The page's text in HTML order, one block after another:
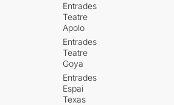
Entrades
Teatre
Apolo
Entrades
Teatre
Goya
Entrades
Espai
Texas